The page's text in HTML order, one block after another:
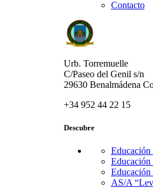
Contacto
Urb. Torremuelle
C/Paseo del Genil s/n
29630 Benalmádena
+34 952 44 22 15
Descubre
Educación
Educación
AS/A